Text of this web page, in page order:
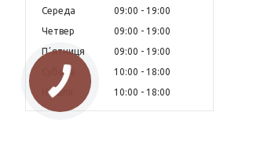
Середа
09:00
19:00
Четвер
09:00
19:00
Пʼятниця
09:00
19:00
Субота
10:00
18:00
Неділя
10:00 18:00